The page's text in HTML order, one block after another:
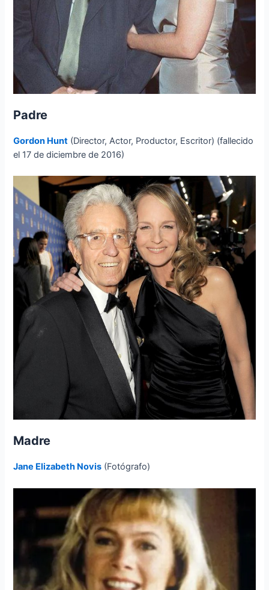
Padre
Gordon Hunt (Director, Actor, Productor, Escritor) (fallecido
el 17 de diciembre de 2016)
Madre
Jane Elizabeth Novis (Fotógrafo)